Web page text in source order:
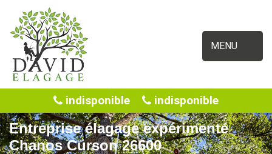
MENU
indisponible indisponible
Entreprise élagage expérimenté
Chanos Curson 26600